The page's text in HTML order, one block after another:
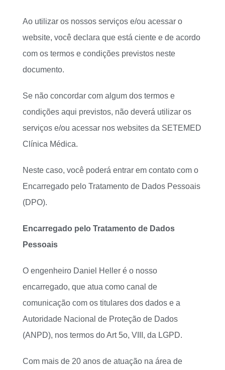
Ao utilizar os nossos serviços e/ou acessar o
website, você declara que está ciente e de acordo
com os termos e condições previstos neste
documento.
Se não concordar com algum dos termos e
condições aqui previstos, não deverá utilizar os
serviços e/ou acessar nos websites da SETEMED
Clínica Médica.
Neste caso, você poderá entrar em contato com o
Encarregado pelo Tratamento de Dados Pessoais
(DPO).
Encarregado pelo Tratamento de Dados
Pessoais
O engenheiro Daniel Heller é o nosso
encarregado, que atua como canal de
comunicação com os titulares dos dados e a
Autoridade Nacional de Proteção de Dados
(ANPD), nos termos do Art 5o, VIII, da LGPD.
Com mais de 20 anos de atuação na área de